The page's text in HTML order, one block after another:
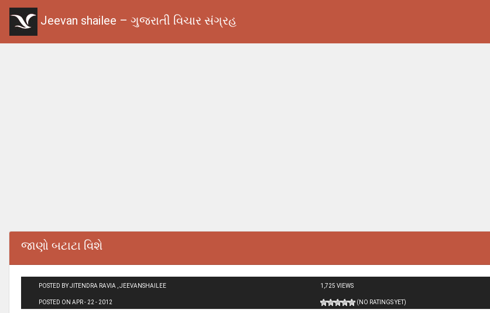
Jeevan shailee – ગુજરાતી વિચાર સંગ્રહ
જાણો બટાટા વિશે
POSTED BY JITENDRA RAVIA , JEEVANSHAILEE
POSTED ON APR - 22 - 2012
1,725 VIEWS
(NO RATINGS YET)